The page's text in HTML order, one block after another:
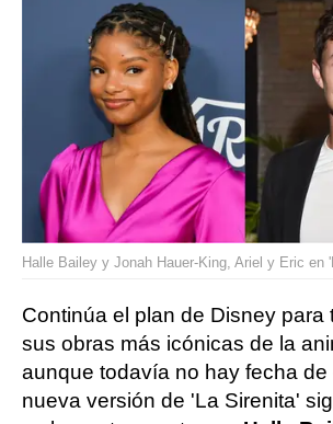
Halle Bailey y Jonah Hauer-King, Ariel y Eric en
Continúa el plan de Disney para
sus obras más icónicas de la
aunque todavía no hay fecha de
nueva versión de 'La Sirenita'